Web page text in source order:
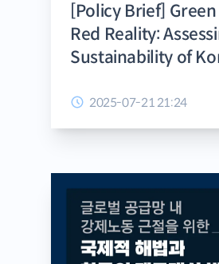
[Policy Brief]
Red Reality:
Sustainability of
Reform
2025-07-21 21:24